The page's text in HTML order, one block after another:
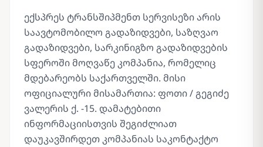
ექსპრეს ტრანსშიპმენთ სერვისეზი არის
საავტომობილო გადაზიდვები, საზღვაო
გადაზიდვები, სარკინიგზო გადაზიდვების
სფეროში მოღვაწე კომპანია, რომელიც
მდებარეობს საქართველში. მისი
ოფიციალური მისამართია: ფოთი / გეგიძე
ვალერის ქ. -15. დამატებითი
ინფორმაციისთვის შეგიძლიათ
დაუკავშირდეთ კომპანიას საკონტაქტო